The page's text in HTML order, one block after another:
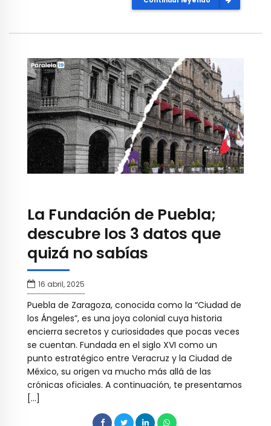
La Fundación de Puebla;
descubre los 3 datos que
quizá no sabías
16 abril, 2025
Puebla de Zaragoza, conocida como la “Ciudad de
los Ángeles”, es una joya colonial cuya historia
encierra secretos y curiosidades que pocas veces
se cuentan. Fundada en el siglo XVI como un
punto estratégico entre Veracruz y la Ciudad de
México, su origen va mucho más allá de las
crónicas oficiales. A continuación, te presentamos
[…]